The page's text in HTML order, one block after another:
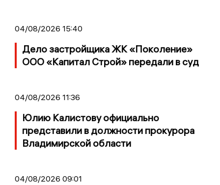
04/08/2026 15:40
Дело застройщика ЖК «Поколение»
ООО «Капитал Строй» передали в суд
04/08/2026 11:36
Юлию Калистову официально
представили в должности прокурора
Владимирской области
04/08/2026 09:01